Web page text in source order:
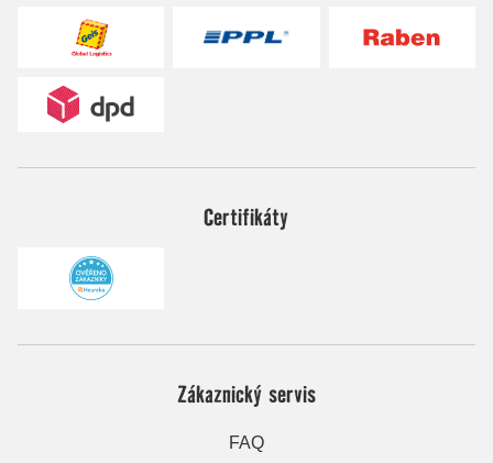
Certifikáty
Zákaznický servis
FAQ